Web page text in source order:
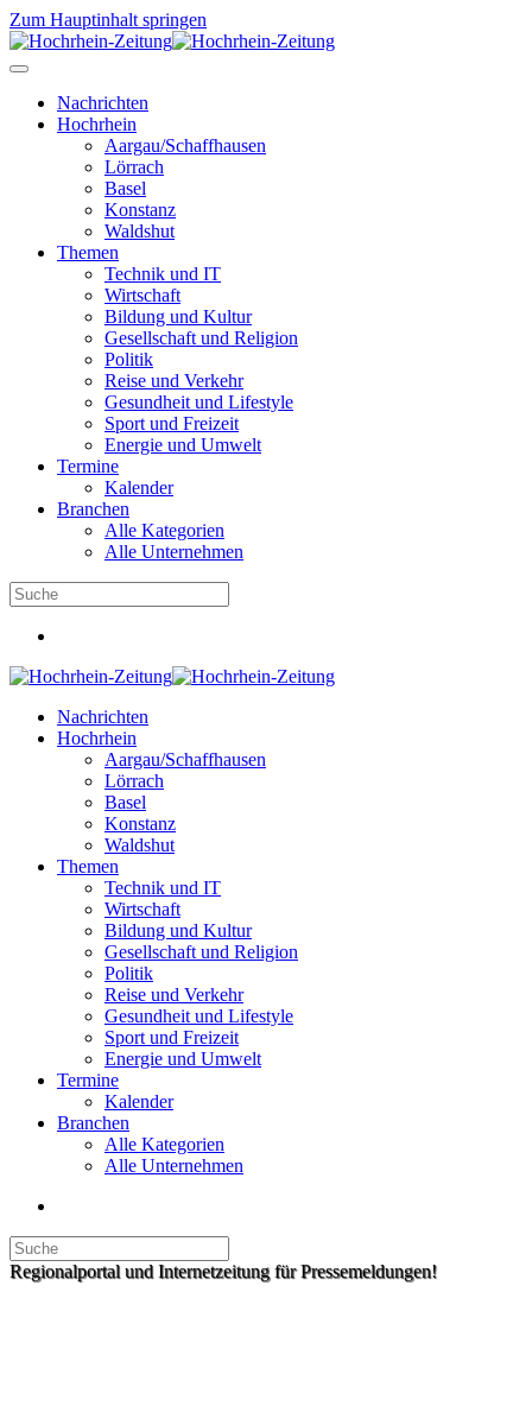
Zum Hauptinhalt springen
Nachrichten
Hochrhein
Aargau/Schaffhausen
Lörrach
Basel
Konstanz
Waldshut
Themen
Technik und IT
Wirtschaft
Bildung und Kultur
Gesellschaft und Religion
Politik
Reise und Verkehr
Gesundheit und Lifestyle
Sport und Freizeit
Energie und Umwelt
Termine
Kalender
Branchen
Alle Kategorien
Alle Unternehmen
Nachrichten
Hochrhein
Aargau/Schaffhausen
Lörrach
Basel
Konstanz
Waldshut
Themen
Technik und IT
Wirtschaft
Bildung und Kultur
Gesellschaft und Religion
Politik
Reise und Verkehr
Gesundheit und Lifestyle
Sport und Freizeit
Energie und Umwelt
Termine
Kalender
Branchen
Alle Kategorien
Alle Unternehmen
Regionalportal und Internetzeitung für Pressemeldungen!